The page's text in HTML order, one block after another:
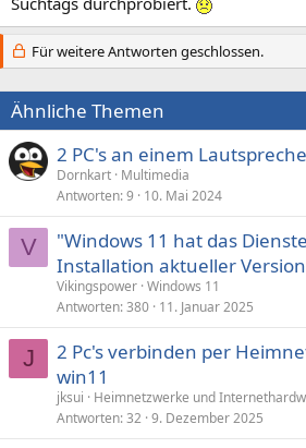
Für weitere Antworten geschlossen.
Ähnliche Themen
2 PC's an einem
Dornkart Multimedia
Antworten 9 10. Mai 2024
V
"Windows 11 hat das
Installation aktueller
Vikingspower Windows 11
Antworten 380 11. Januar 2025
J
2 Pc's verbinden per
win11
jksui
Heimnetzwerke und
Antworten 32 9. Dezember 2025